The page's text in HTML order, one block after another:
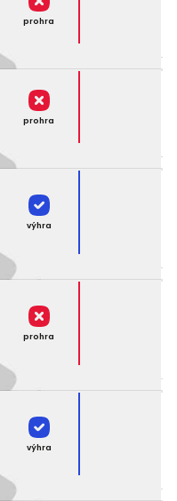
prohra
prohra
výhra
prohra
výhra